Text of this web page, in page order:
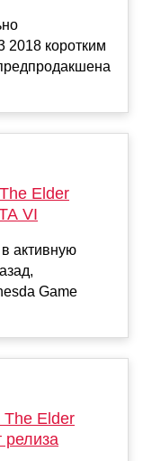
2018 коротким
Elder
VI
активную
Game
The Elder
релиза